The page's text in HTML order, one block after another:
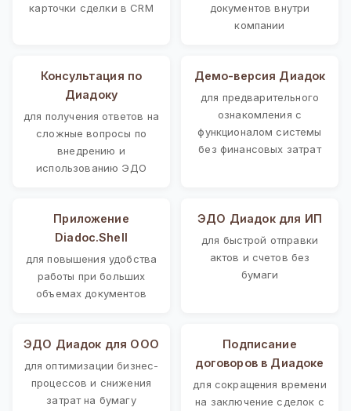
карточки сделки в CRM
документов внутри
компании
Консультация по
Диадоку
для получения ответов на
сложные вопросы по
внедрению и
использованию ЭДО
Демо-версия Диадок
для предварительного
ознакомления с
функционалом системы
без финансовых затрат
Приложение
Diadoc.Shell
для повышения удобства
работы при больших
объемах документов
ЭДО Диадок для ИП
для быстрой отправки
актов и счетов без
бумаги
ЭДО Диадок для ООО
для оптимизации бизнес-
процессов и снижения
затрат на бумагу
Подписание
договоров в Диадоке
для сокращения времени
на заключение сделок с